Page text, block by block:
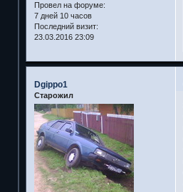
Провел на форуме:
7 дней 10 часов
Последний визит:
23.03.2016 23:09
Dgippo1
Старожил